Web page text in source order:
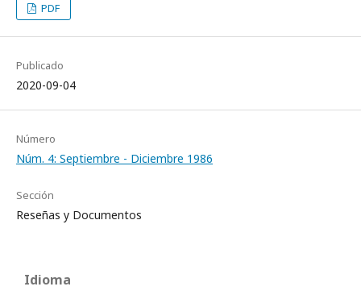
PDF
Publicado
2020-09-04
Número
Núm. 4: Septiembre - Diciembre 1986
Sección
Reseñas y Documentos
Idioma